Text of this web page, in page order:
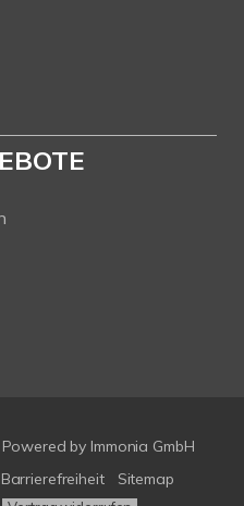
Powered by Immonia GmbH
Barrierefreiheit
Sitemap